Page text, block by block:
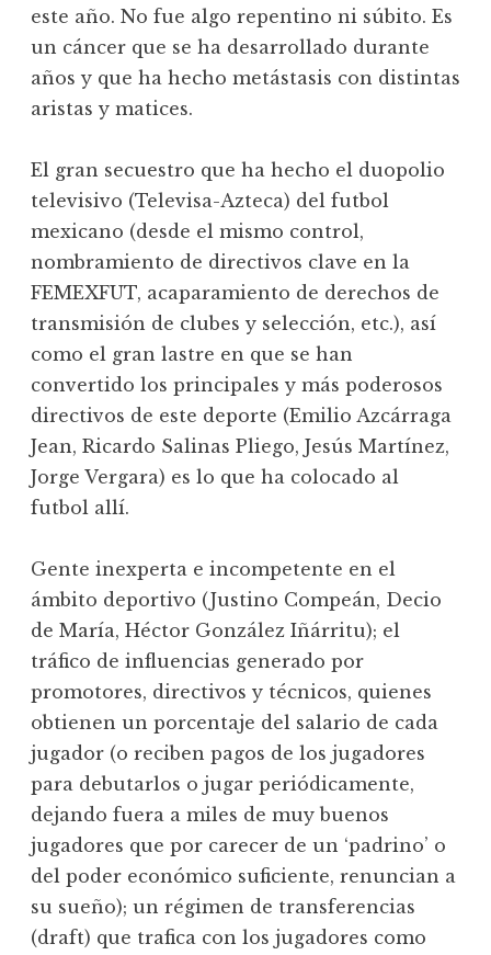
este año. No fue algo repentino ni súbito. Es
un cáncer que se ha desarrollado durante
años y que ha hecho metástasis con distintas
aristas y matices.
El gran secuestro que ha hecho el duopolio
televisivo (Televisa-Azteca) del futbol
mexicano (desde el mismo control,
nombramiento de directivos clave en la
FEMEXFUT, acaparamiento de derechos de
transmisión de clubes y selección, etc.), así
como el gran lastre en que se han
convertido los principales y más poderosos
directivos de este deporte (Emilio Azcárraga
Jean, Ricardo Salinas Pliego, Jesús Martínez,
Jorge Vergara) es lo que ha colocado al
futbol allí.
Gente inexperta e incompetente en el
ámbito deportivo (Justino Compeán, Decio
de María, Héctor González Iñárritu); el
tráfico de influencias generado por
promotores, directivos y técnicos, quienes
obtienen un porcentaje del salario de cada
jugador (o reciben pagos de los jugadores
para debutarlos o jugar periódicamente,
dejando fuera a miles de muy buenos
jugadores que por carecer de un ‘padrino’ o
del poder económico suficiente, renuncian a
su sueño); un régimen de transferencias
(draft) que trafica con los jugadores como